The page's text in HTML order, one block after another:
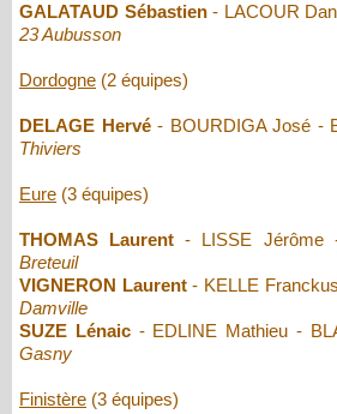
GALATAUD Sébastien- LACOUR
23 Aubusson
Dordogne (2 équipes)
DELAGE Hervé- BOURDIGA José -
Thiviers
Eure (3 équipes)
THOMAS Laurent - LISSE Jérôme
Breteuil
VIGNERON Laurent- KELLE
Damville
SUZE Lénaic- EDLINE Mathieu -
Gasny
Finistère (3 équipes)